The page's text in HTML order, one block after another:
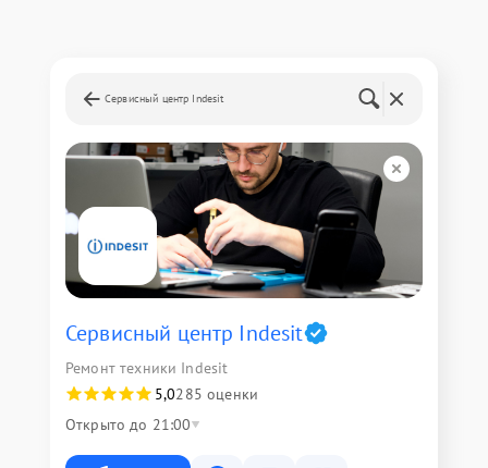
Сервисный центр Indesit
Сервисный центр Indesit
Ремонт техники Indesit
5,0285 оценки
Открыто до 21:00